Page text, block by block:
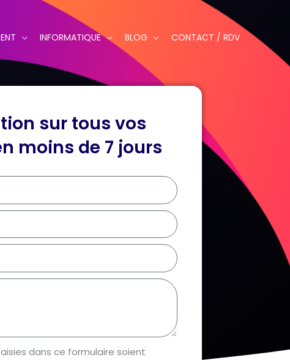
INFORMATIQUE BLOG CONTACT / RDV
sur tous vos
moins de 7 jours
dans ce formulaire soient